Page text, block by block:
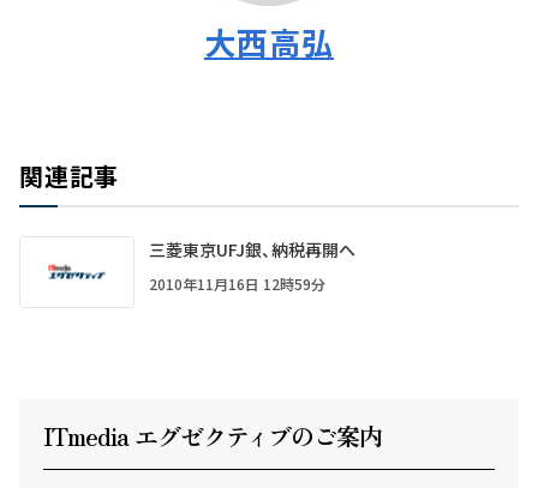
大西高弘
関連記事
三菱東京UFJ銀、納税再開へ
2010年11月16日 12時59分
ITmedia エグゼクティ ブのご案内